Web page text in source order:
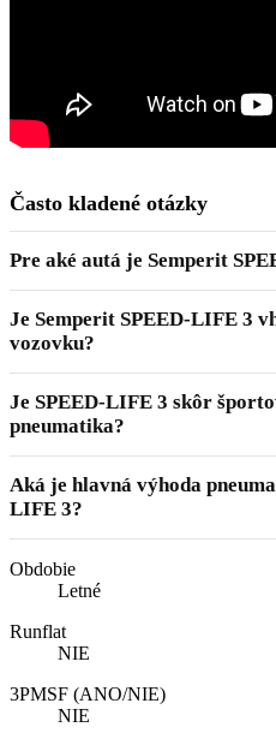
Často kladené otázky
Pre aké autá je Semperit
Je Semperit SPEED-LIFE 3
vozovku?
Je SPEED-LIFE 3 skôr
pneumatika?
Aká je hlavná výhoda
LIFE 3?
Obdobie
Letné
Runflat
NIE
3PMSF (ANO/NIE)
NIE